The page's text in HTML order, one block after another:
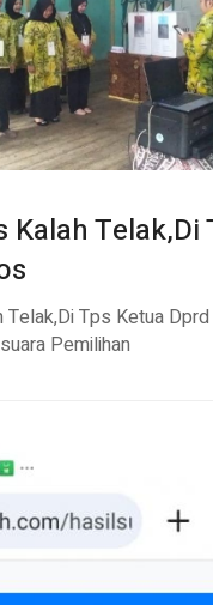
Kalah Telak,Di
Telak,Di Tps Ketua
Pemilihan